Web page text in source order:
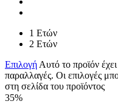
1 Ετών
2 Ετών
Επιλογή Αυτό το προϊόν
παραλλαγές. Οι επιλογές
στη σελίδα του προϊόντος
35%